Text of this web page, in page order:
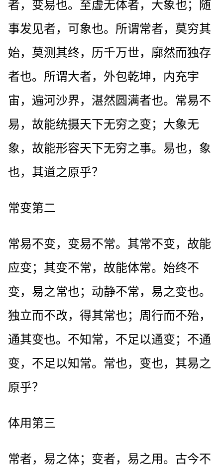
者，变易也。至虚无体者，大象也；随
事发见者，可象也。所谓常者，莫穷其
始，莫测其终，历千万世，廓然而独存
者也。所谓大者，外包乾坤，内充宇
宙，遍河沙界，湛然圆满者也。常易不
易，故能统摄天下无穷之变；大象无
象，故能形容天下无穷之事。易也，象
也，其道之原乎？
常变第二
常易不变，变易不常。其常不变，故能
应变；其变不常，故能体常。始终不
变，易之常也；动静不常，易之变也。
独立而不改，得其常也；周行而不殆，
通其变也。不知常，不足以通变；不通
变，不足以知常。常也，变也，其易之
原乎？
体用第三
常者，易之体；变者，易之用。古今不